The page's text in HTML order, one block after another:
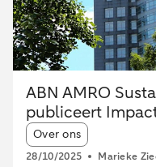
ABN AMRO
publiceert
Article tags:
Over ons
28/10/2025 Marieke